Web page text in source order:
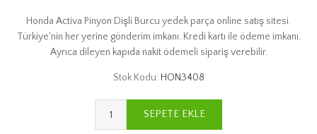
Honda Activa Pinyon Dişli Burcu yedek parça online satış sitesi.
Türkiye'nin her yerine gönderim imkanı. Kredi kartı ile ödeme imkanı.
Ayrıca dileyen kapıda nakit ödemeli sipariş verebilir.
Stok Kodu: HON3408
SEPETE EKLE